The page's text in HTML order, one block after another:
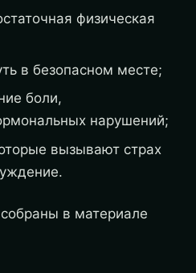
физическая
в безопасном месте;
боли,
нарушений;
вызывают страх
в материале